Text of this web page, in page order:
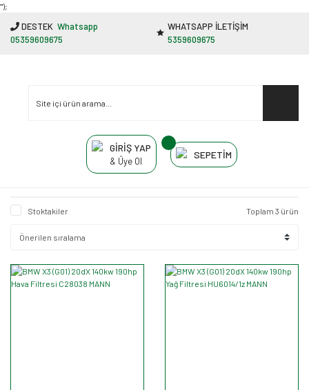
"');
DESTEK Whatsapp
05359609675
WHATSAPP İLETİŞİM
5359609675
GİRİŞ YAP
& Üye Ol
SEPETİM
Stoktakiler Toplam 3 ürün